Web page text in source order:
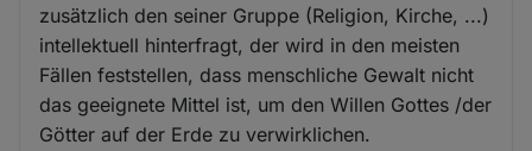
zusätzlich den seiner Gruppe (Religion, Kirche, ...)
intellektuell hinterfragt, der wird in den meisten
Fällen feststellen, dass menschliche Gewalt nicht
das geeignete Mittel ist, um den Willen Gottes /der
Götter auf der Erde zu verwirklichen.